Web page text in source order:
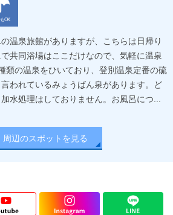
OK
温泉旅館がありますが、こちらは日帰り
共同浴場はここだけなので、気軽に温泉
類の温泉をひいており、登別温泉定番の硫
われているみょうばん泉があります。ど
水処理はしておりません。お風呂につ...
周辺のスポットを見る